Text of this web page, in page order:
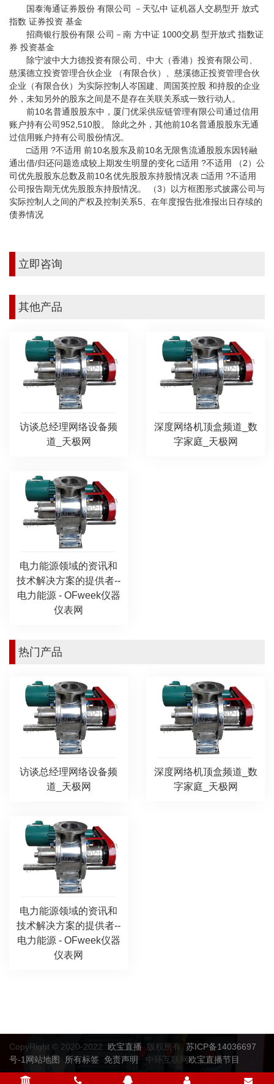
国泰海通证券股份 有限公司 －天弘中 证机器人交易型开 放式
指数 证券投资 基金
招商银行股份有限 公司－南 方中证 1000交易 型开放式 指数证
券 投资基金
除宁波中大力德投资有限公司、中大（香港）投资有限公司、
慈溪德立投资管理合伙企业 （有限合伙）、慈溪德正投资管理合伙
企业（有限合伙）为实际控制人岑国建、周国英控股 和持股的企业
外，未知另外的股东之间是不是存在关联关系或一致行动人。
前10名普通股股东中，厦门优采供应链管理有限公司通过信用
账户持有公司952,510股。 除此之外，其他前10名普通股股东无通
过信用账户持有公司股份情况。
□适用 ?不适用 前10名股东及前10名无限售流通股股东因转融
通出借/归还问题造成较上期发生明显的变化 □适用 ?不适用 （2）公
司优先股股东总数及前10名优先股股东持股情况表 □适用 ?不适用
公司报告期无优先股股东持股情况。 （3）以方框图形式披露公司与
实际控制人之间的产权及控制关系5、在年度报告批准报出日存续的
债券情况
立即咨询
其他产品
访谈总经理网络设备频
道_天极网
深度网络机顶盒频道_数
字家庭_天极网
电力能源领域的资讯和
技术解决方案的提供者--
电力能源 - OFweek仪器
仪表网
热门产品
访谈总经理网络设备频
道_天极网
深度网络机顶盒频道_数
字家庭_天极网
电力能源领域的资讯和
技术解决方案的提供者--
电力能源 - OFweek仪器
仪表网
CopyRight © 2020-2022 欧宝直播 版权所有 苏ICP备14036697
号-1网站地图 所有标签 免责声明 中环互联网 欧宝直播节目